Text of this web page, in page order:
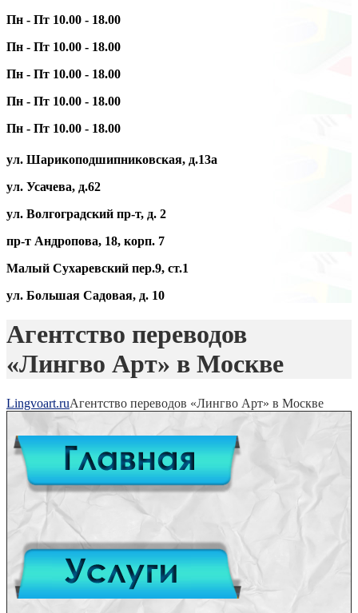
Пн - Пт 10.00 - 18.00
Пн - Пт 10.00 - 18.00
Пн - Пт 10.00 - 18.00
Пн - Пт 10.00 - 18.00
Пн - Пт 10.00 - 18.00
ул. Шарикоподшипниковская, д.13а
ул. Усачева, д.62
ул. Волгоградский пр-т, д. 2
пр-т Андропова, 18, корп. 7
Малый Сухаревский пер.9, ст.1
ул. Большая Садовая, д. 10
Агентство переводов
«Лингво Арт» в Москве
Lingvoart.ruАгентство переводов «Лингво Арт» в Москве